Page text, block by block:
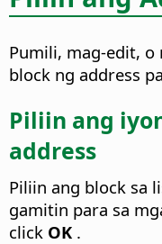
Pumili, mag-edit,
block ng address
Piliin ang
address
Piliin ang block sa
gamitin para sa
click OK .